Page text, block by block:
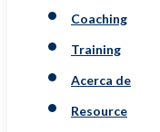
Coaching
Training
Acerca de
Resource